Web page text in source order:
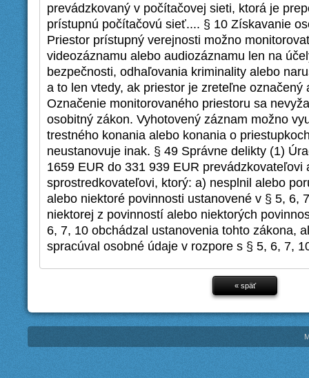
prevádzkovaný v počítačovej sieti, ktorá je
prístupnú počítačovú sieť.... § 10 Získavanie
Priestor prístupný verejnosti možno
videozáznamu alebo audiozáznamu len na
bezpečnosti, odhaľovania kriminality alebo
a to len vtedy, ak priestor je zreteľne označený
Označenie monitorovaného priestoru sa
osobitný zákon. Vyhotovený záznam možno
trestného konania alebo konania o
neustanovuje inak. § 49 Správne delikty (1)
1659 EUR do 331 939 EUR prevádzkovateľovi
sprostredkovateľovi, ktorý: a) nesplnil alebo
alebo niektoré povinnosti ustanovené v § 5, 6,
niektorej z povinností alebo niektorých
6, 7, 10 obchádzal ustanovenia tohto zákona,
spracúval osobné údaje v rozpore s § 5, 6, 7,
« späť